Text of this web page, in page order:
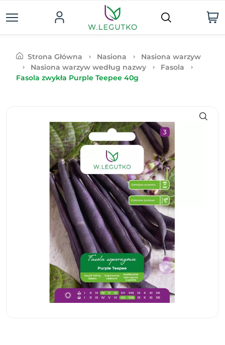
Strona Główna Nasiona
Nasiona warzyw
Nasiona warzyw według nazwy
Fasola
Fasola zwykła Purple Teepee 40g